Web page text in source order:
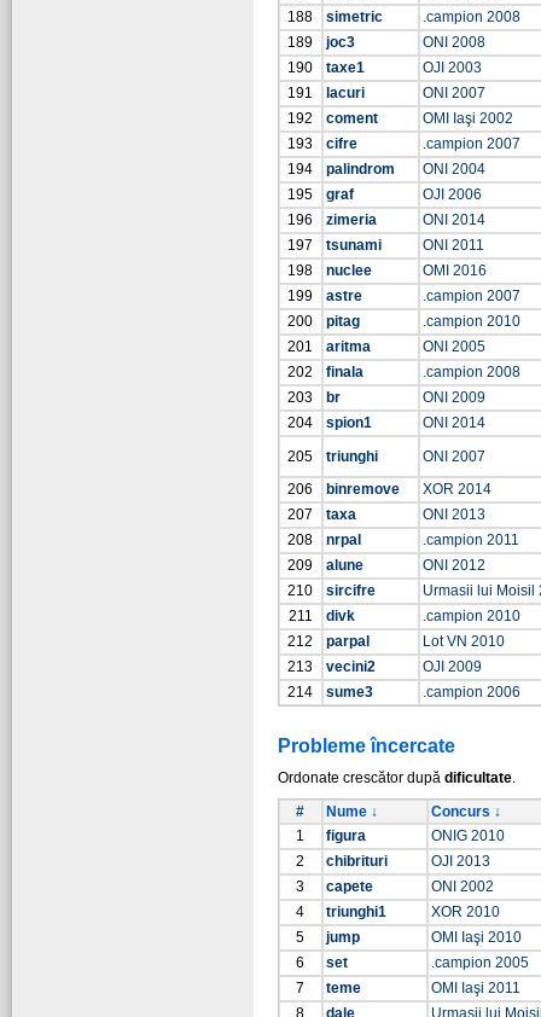
188
simetric
.campion 2008
189
joc3
ONI 2008
190
taxe1
OJI 2003
191
lacuri
ONI 2007
192
coment
OMI Iaşi 2002
193
cifre
.campion 2007
194
palindrom
ONI 2004
195
graf
OJI 2006
196
zimeria
ONI 2014
197
tsunami
ONI 2011
198
nuclee
OMI 2016
199
astre
.campion 2007
200
pitag
.campion 2010
201
aritma
ONI 2005
202
finala
.campion 2008
203
br
ONI 2009
204
spion1
ONI 2014
205
triunghi
ONI 2007
206
binremove
XOR 2014
207
taxa
ONI 2013
208
nrpal
.campion 2011
209
alune
ONI 2012
210
sircifre
Urmasii lui Moisil
211
divk
.campion 2010
212
parpal
Lot VN 2010
213
vecini2
OJI 2009
214
sume3 .campion 2006
Probleme încercate
Ordonate crescător după dificultate.
#
Nume ↓
Concurs ↓
1
figura
ONIG 2010
2
chibrituri
OJI 2013
3
capete
ONI 2002
4
triunghi1
XOR 2010
5
jump
OMI Iaşi 2010
6
set
.campion 2005
7
teme
OMI Iaşi 2011
8
dale
Urmaşii lui